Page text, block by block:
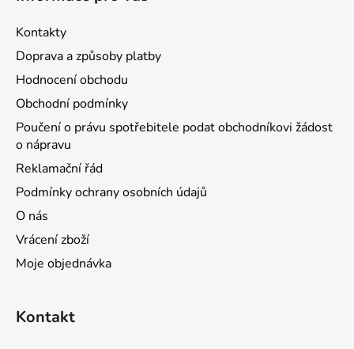
Kontakty
Doprava a způsoby platby
Hodnocení obchodu
Obchodní podmínky
Poučení o právu spotřebitele podat obchodníkovi žádost
o nápravu
Reklamační řád
Podmínky ochrany osobních údajů
O nás
Vrácení zboží
Moje objednávka
Kontakt